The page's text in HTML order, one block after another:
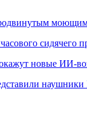
сидячего
новые ИИ-